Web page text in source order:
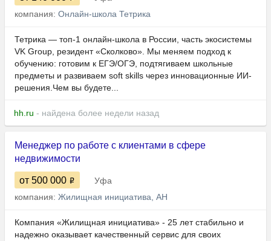
компания: Онлайн-школа Тетрика
Тетрика — топ-1 онлайн-школа в России, часть экосистемы
VK Group, резидент «Сколково». Мы меняем подход к
обучению: готовим к ЕГЭ/ОГЭ, подтягиваем школьные
предметы и развиваем soft skills через инновационные ИИ-
решения.Чем вы будете...
hh.ru - найдена более недели назад
Менеджер по работе с клиентами в сфере
недвижимости
от 500 000
Уфа
компания: Жилищная инициатива, АН
Компания «Жилищная инициатива» - 25 лет стабильно и
надежно оказывает качественный сервис для своих